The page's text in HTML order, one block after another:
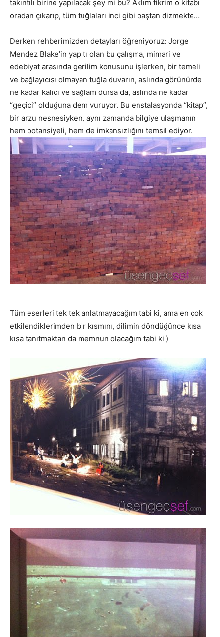
takıntılı birine yapılacak şey mi bu? Aklım fikrim o kitabı
oradan çıkarıp, tüm tuğlaları inci gibi baştan dizmekte…
Derken rehberimizden detayları öğreniyoruz: Jorge
Mendez Blake’in yapıtı olan bu çalışma, mimari ve
edebiyat arasında gerilim konusunu işlerken, bir temeli
ve bağlayıcısı olmayan tuğla duvarın, aslında görünürde
ne kadar kalıcı ve sağlam dursa da, aslında ne kadar
“geçici” olduğuna dem vuruyor. Bu enstalasyonda “kitap”,
bir arzu nesnesiyken, aynı zamanda bilgiye ulaşmanın
hem potansiyeli, hem de imkansızlığını temsil ediyor.
Tüm eserleri tek tek anlatmayacağım tabi ki, ama en çok
etkilendiklerimden bir kısmını, dilimin döndüğünce kısa
kısa tanıtmaktan da memnun olacağım tabi ki:)